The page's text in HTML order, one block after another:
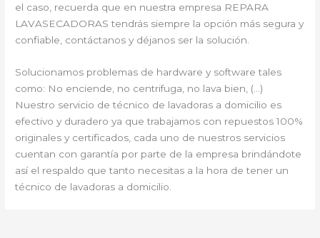
el caso, recuerda que en nuestra empresa REPARA
LAVASECADORAS tendrás siempre la opción más segura y
confiable, contáctanos y déjanos ser la solución.
Solucionamos problemas de hardware y software tales
como: No enciende, no centrifuga, no lava bien, (…)
Nuestro servicio de técnico de lavadoras a domicilio es
efectivo y duradero ya que trabajamos con repuestos 100%
originales y certificados, cada uno de nuestros servicios
cuentan con garantía por parte de la empresa brindándote
así el respaldo que tanto necesitas a la hora de tener un
técnico de lavadoras a domicilio.